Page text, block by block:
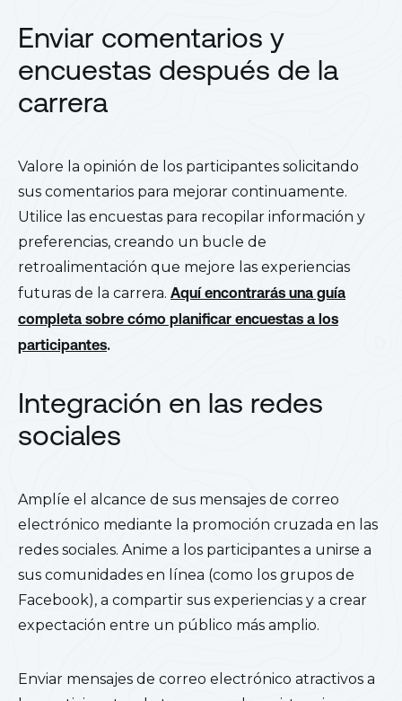
Enviar comentarios y
encuestas después de la
carrera
Valore la opinión de los participantes solicitando
sus comentarios para mejorar continuamente.
Utilice las encuestas para recopilar información y
preferencias, creando un bucle de
retroalimentación que mejore las experiencias
futuras de la carrera. Aquí encontrarás una guía
completa sobre cómo planificar encuestas a los
participantes.
Integración en las redes
sociales
Amplíe el alcance de sus mensajes de correo
electrónico mediante la promoción cruzada en las
redes sociales. Anime a los participantes a unirse a
sus comunidades en línea (como los grupos de
Facebook), a compartir sus experiencias y a crear
expectación entre un público más amplio.
Enviar mensajes de correo electrónico atractivos a